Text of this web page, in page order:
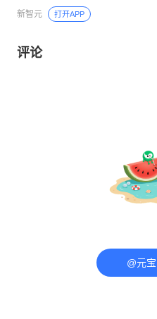
新智元 打开APP
评论
@元